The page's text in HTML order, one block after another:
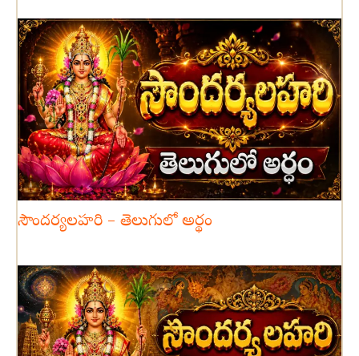
సౌందర్యలహరి – తెలుగులో అర్థం